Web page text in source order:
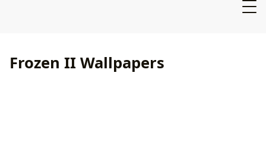
Frozen II Wallpapers